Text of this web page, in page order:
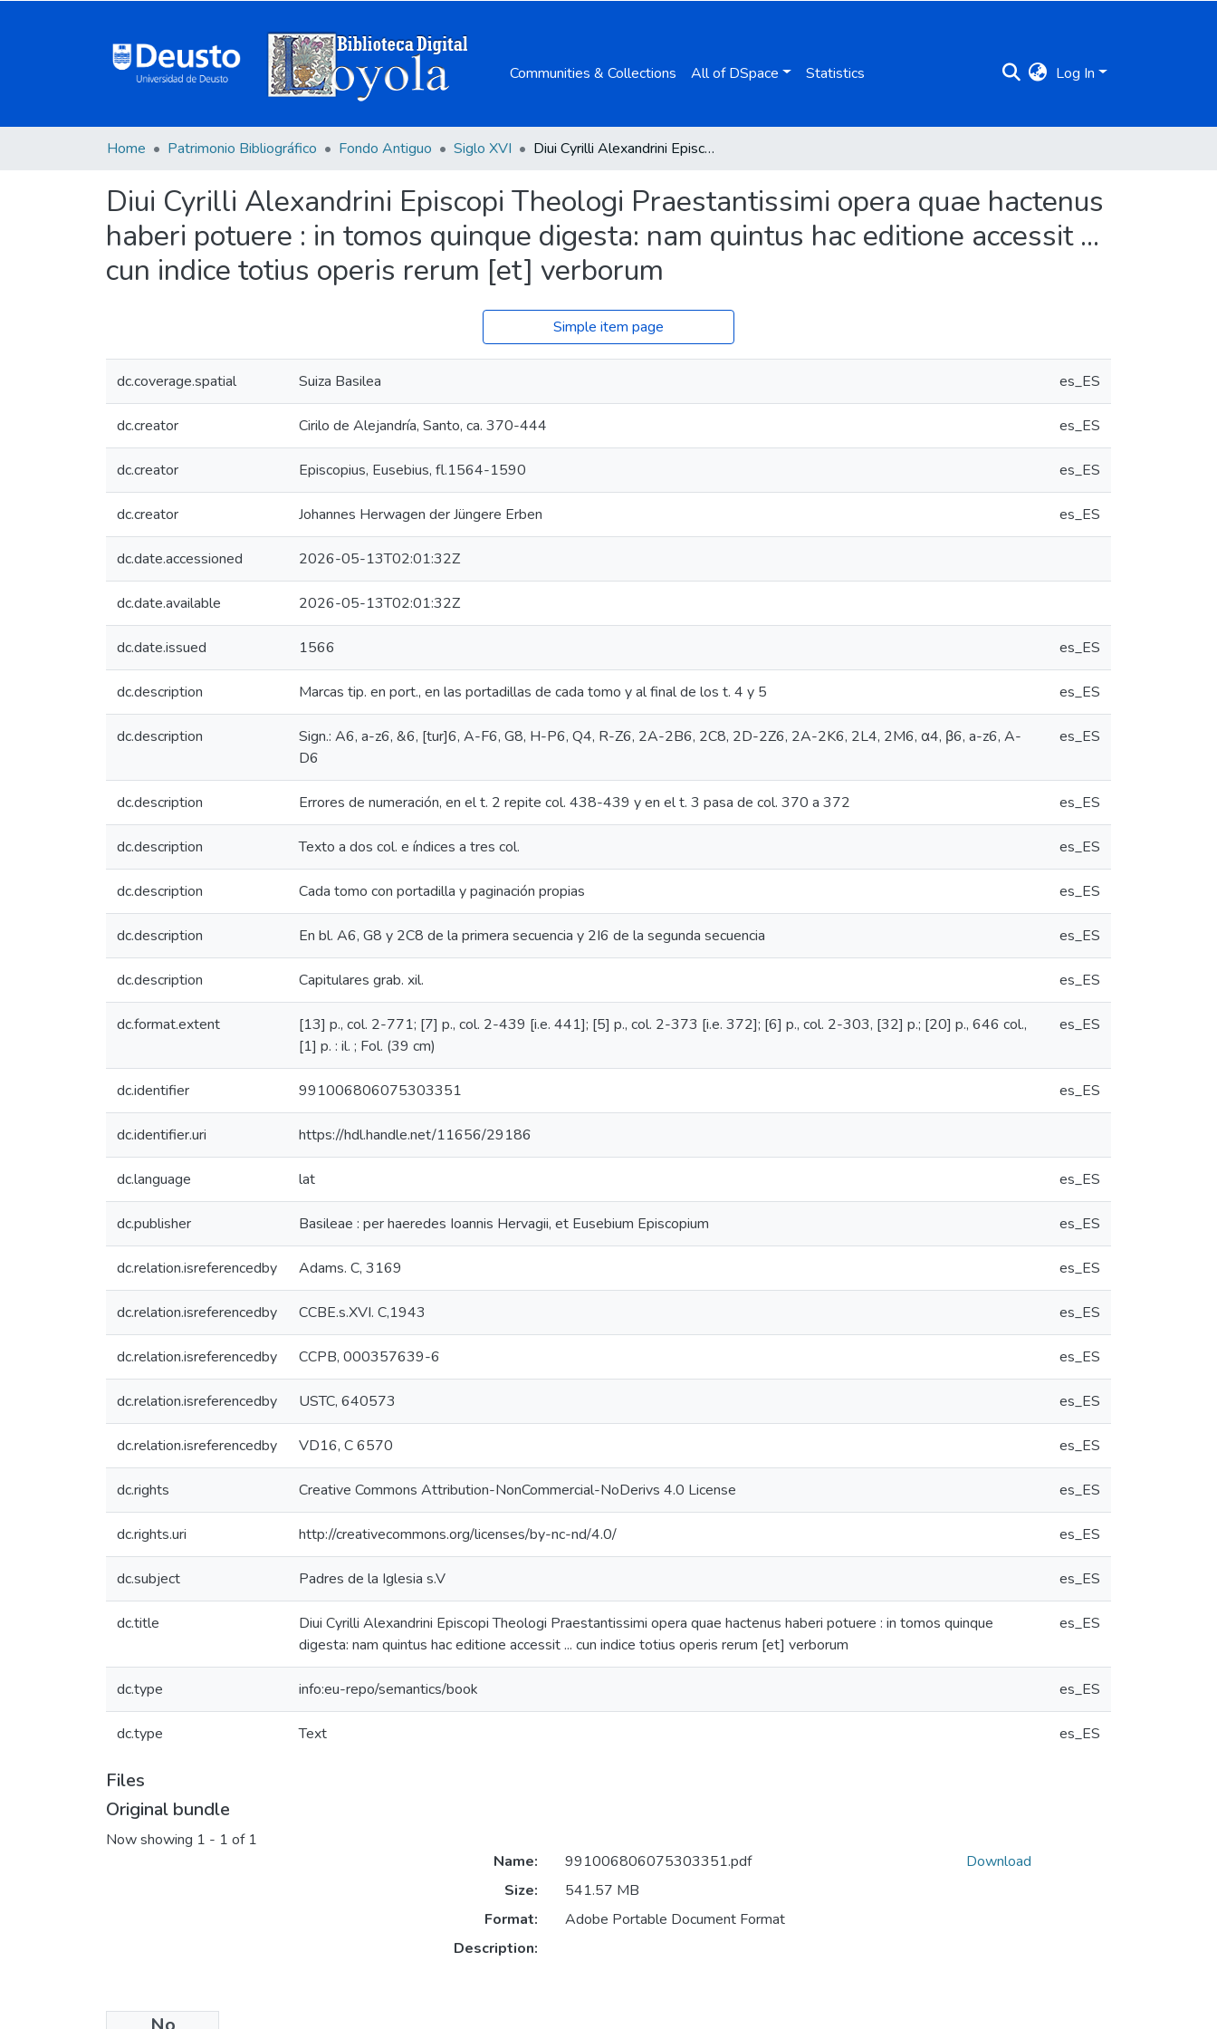
Communities & Collections All of DSpace Statistics Log In
Home Patrimonio Bibliográfico Fondo Antiguo Siglo XVI Diui Cyrilli Alexandrini Episcopi Theologi Praestantissimi opera quae hactenus haberi potuere : in tomos quinque digesta: nam quintus hac editione accessit ... cun indice totius operis rerum [et] verborum
Diui Cyrilli Alexandrini Episcopi Theologi Praestantissimi opera quae hactenus
haberi potuere : in tomos quinque digesta: nam quintus hac editione accessit ...
cun indice totius operis rerum [et] verborum
Simple item page
dc.coverage.spatial Suiza Basilea es_ES
dc.creator Cirilo de Alejandría, Santo, ca. 370-444 es_ES
dc.creator Episcopius, Eusebius, fl.1564-1590 es_ES
dc.creator Johannes Herwagen der Jüngere Erben es_ES
dc.date.accessioned 2026-05-13T02:01:32Z
dc.date.available 2026-05-13T02:01:32Z
dc.date.issued 1566 es_ES
dc.description Marcas tip. en port., en las portadillas de cada tomo y al final de los t. 4 y 5 es_ES
dc.description
Sign.: A6, a-z6, &6, [tur]6, A-F6, G8, H-P6, Q4, R-Z6, 2A-2B6, 2C8, 2D-2Z6, 2A-2K6, 2L4, 2M6, α4, β6, a-z6, A-
D6
es_ES
dc.description Errores de numeración, en el t. 2 repite col. 438-439 y en el t. 3 pasa de col. 370 a 372 es_ES
dc.description Texto a dos col. e índices a tres col. es_ES
dc.description Cada tomo con portadilla y paginación propias es_ES
dc.description En bl. A6, G8 y 2C8 de la primera secuencia y 2I6 de la segunda secuencia es_ES
dc.description Capitulares grab. xil. es_ES
dc.format.extent
[13] p., col. 2-771; [7] p., col. 2-439 [i.e. 441]; [5] p., col. 2-373 [i.e. 372]; [6] p., col. 2-303, [32] p.; [20] p., 646 col.,
[1] p. : il. ; Fol. (39 cm)
es_ES
dc.identifier 991006806075303351 es_ES
dc.identifier.uri https://hdl.handle.net/11656/29186
dc.language lat es_ES
dc.publisher Basileae : per haeredes Ioannis Hervagii, et Eusebium Episcopium es_ES
dc.relation.isreferencedby Adams. C, 3169 es_ES
dc.relation.isreferencedby CCBE.s.XVI. C,1943 es_ES
dc.relation.isreferencedby CCPB, 000357639-6 es_ES
dc.relation.isreferencedby USTC, 640573 es_ES
dc.relation.isreferencedby VD16, C 6570 es_ES
dc.rights Creative Commons Attribution-NonCommercial-NoDerivs 4.0 License es_ES
dc.rights.uri http://creativecommons.org/licenses/by-nc-nd/4.0/ es_ES
dc.subject Padres de la Iglesia s.V es_ES
dc.title
Diui Cyrilli Alexandrini Episcopi Theologi Praestantissimi opera quae hactenus haberi potuere : in tomos quinque
digesta: nam quintus hac editione accessit ... cun indice totius operis rerum [et] verborum
es_ES
dc.type info:eu-repo/semantics/book es_ES
dc.type Text es_ES
Files
Original bundle
Now showing 1 - 1 of 1
Name:
991006806075303351.pdf
Size:
541.57 MB
Format:
Adobe Portable Document Format
Description:
Download